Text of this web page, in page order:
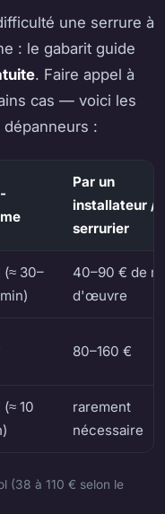
une serrure à
: le gabarit guide
. Faire appel à
cas — voici les
:
Par un
installateur /
serrurier
(≈ 30–
40–90 € de
d'œuvre
80–160 €
10
rarement
nécessaire
(38 à 110 € selon le